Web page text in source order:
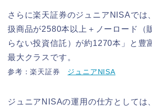
さらに楽天証券のジュニアNISAでは
扱商品が2580本以上＋ノーロード（
らない投資信託）が約1270本」と豊
最大クラスです。
参考：楽天証券 ジュニアNISA
ジュニアNISAの運用の仕方としては